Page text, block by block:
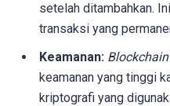
setelah ditambahkan.
transaksi yang
Keamanan: Blockchain
keamanan yang tinggi
kriptografi yang